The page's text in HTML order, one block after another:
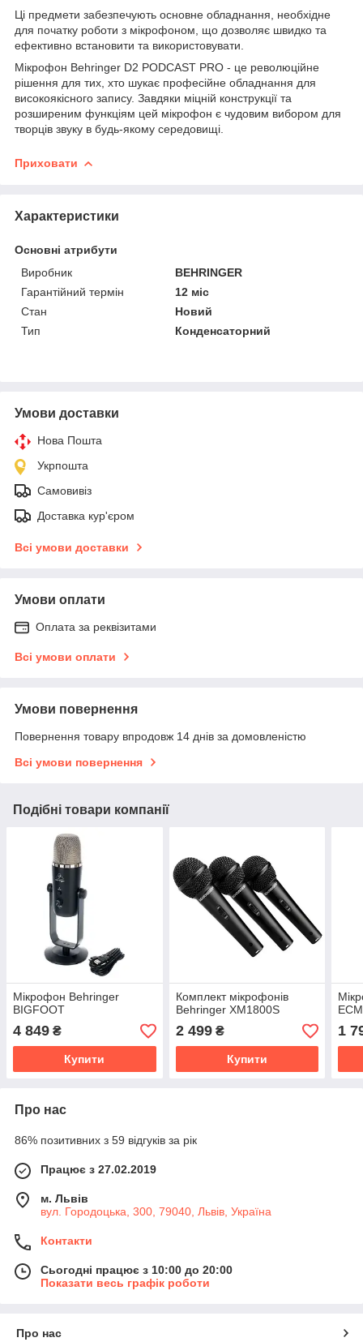
Ці предмети забезпечують основне обладнання, необхідне
для початку роботи з мікрофоном, що дозволяє швидко та
ефективно встановити та використовувати.
Мікрофон Behringer D2 PODCAST PRO - це революційне
рішення для тих, хто шукає професійне обладнання для
високоякісного запису. Завдяки міцній конструкції та
розширеним функціям цей мікрофон є чудовим вибором для
творців звуку в будь-якому середовищі.
Приховати
Характеристики
Основні атрибути
Виробник
BEHRINGER
Гарантійний термін
12 міс
Стан
Новий
Тип
Конденсаторний
Умови доставки
Нова Пошта
Укрпошта
Самовивіз
Доставка кур'єром
Всі умови доставки
Умови оплати
Оплата за реквізитами
Всі умови оплати
Умови повернення
Повернення товару впродовж 14 днів за домовленістю
Всі умови повернення
Подібні товари компанії
Мікрофон Behringer
BIGFOOT
4 849 ₴
Купити
Комплект мікрофонів
Behringer XM1800S
2 499₴
Купити
1
Про нас
86% позитивних з 59 відгуків за рік
Працює з 27.02.2019
м. Львів
вул. Городоцька, 300, 79040, Львів, Україна
Контакти
Сьогодні працює з 10:00 до 20:00
Показати весь графік роботи
Про нас